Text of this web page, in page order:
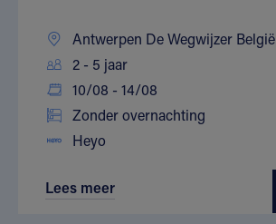
Antwerpen De Wegwijzer België
2 - 5 jaar
10/08 - 14/08
Zonder overnachting
Heyo
Lees meer